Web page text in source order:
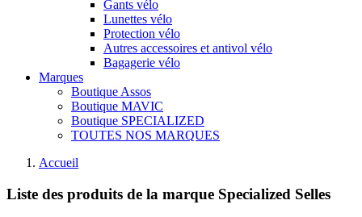
Gants vélo
Lunettes vélo
Protection vélo
Autres accessoires et antivol vélo
Bagagerie vélo
Marques
Boutique Assos
Boutique MAVIC
Boutique SPECIALIZED
TOUTES NOS MARQUES
Accueil
Liste des produits de la marque Specialized Selles